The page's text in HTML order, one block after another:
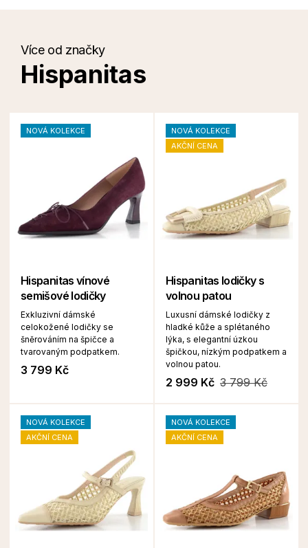
Více od značky
Hispanitas
NOVÁ KOLEKCE
Hispanitas vínové
semišové lodičky
Exkluzivní dámské
celokožené lodičky se
šněrováním na špičce a
tvarovaným podpatkem.
3 799 Kč
NOVÁ KOLEKCE
AKČNÍ CENA
Hispanitas lodičky s
volnou patou
Luxusní dámské lodičky z
hladké kůže a splétaného
lýka, s elegantní úzkou
špičkou, nízkým podpatkem a
volnou patou.
2 999 Kč 3 799 Kč
NOVÁ KOLEKCE
AKČNÍ CENA
NOVÁ KOLEKCE
AKČNÍ CENA